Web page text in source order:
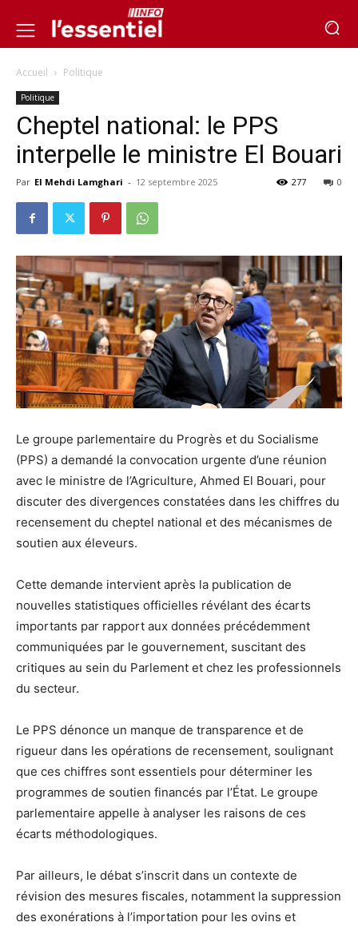
Accueil Politique
Politique
Cheptel national: le PPS
interpelle le ministre El Bouari
Par El Mehdi Lamghari - 12 septembre 2025 0
277
Le groupe parlementaire du Progrès et du Socialisme
(PPS) a demandé la convocation urgente d’une réunion
avec le ministre de l’Agriculture, Ahmed El Bouari, pour
discuter des divergences constatées dans les chiffres du
recensement du cheptel national et des mécanismes de
soutien aux éleveurs.
Cette demande intervient après la publication de
nouvelles statistiques officielles révélant des écarts
importants par rapport aux données précédemment
communiquées par le gouvernement, suscitant des
critiques au sein du Parlement et chez les professionnels
du secteur.
Le PPS dénonce un manque de transparence et de
rigueur dans les opérations de recensement, soulignant
que ces chiffres sont essentiels pour déterminer les
programmes de soutien financés par l’État. Le groupe
parlementaire appelle à analyser les raisons de ces
écarts méthodologiques.
Par ailleurs, le débat s’inscrit dans un contexte de
révision des mesures fiscales, notamment la suppression
des exonérations à l’importation pour les ovins et